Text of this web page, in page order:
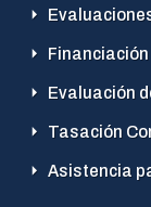
Financiación
Evaluación
Tasación
Asistencia